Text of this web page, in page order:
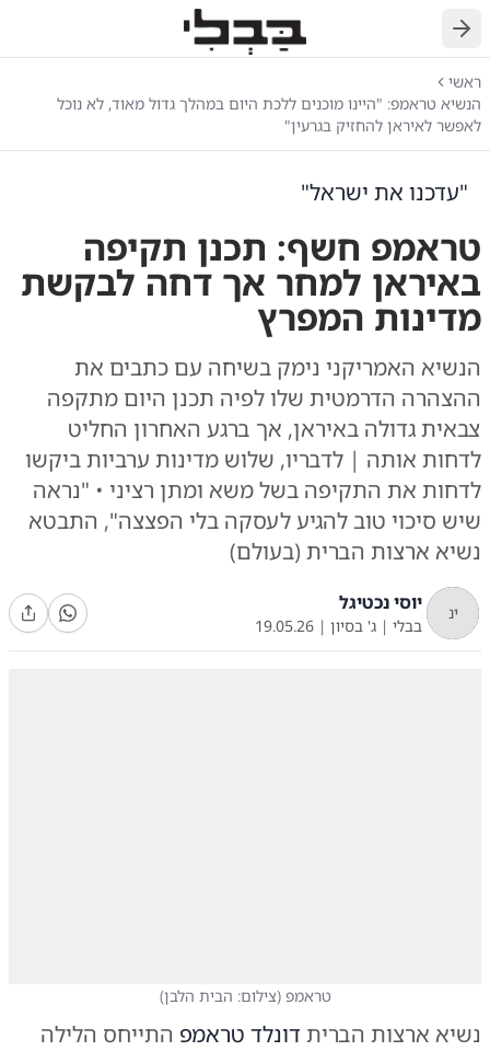
חזרה
ראשי
הנשיא טראמפ: "היינו מוכנים ללכת היום במהלך גדול מאוד, לא נוכל
לאפשר לאיראן להחזיק בגרעין"
"עדכנו את ישראל"
טראמפ חשף: תכנן תקיפה
באיראן למחר אך דחה לבקשת
מדינות המפרץ
הנשיא האמריקני נימק בשיחה עם כתבים את
ההצהרה הדרמטית שלו לפיה תכנן היום מתקפה
צבאית גדולה באיראן, אך ברגע האחרון החליט
לדחות אותה | לדבריו, שלוש מדינות ערביות ביקשו
לדחות את התקיפה בשל משא ומתן רציני • "נראה
שיש סיכוי טוב להגיע לעסקה בלי הפצצה", התבטא
נשיא ארצות הברית (בעולם)
ינ יוסי נכטיגל
בבלי | ג' בסיון |
19.05.26
טראמפ (צילום: הבית הלבן)
נשיא ארצות הבריתדונלד טראמפ התייחס הלילה